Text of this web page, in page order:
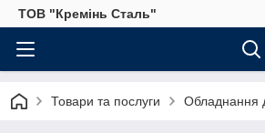
ТОВ "Кремінь Сталь"
Товари та послуги Обладнання